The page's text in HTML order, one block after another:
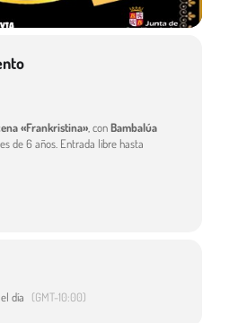
«Frankristina» , conBambalúa
de 6 años. Entrada libre hasta
día (GMT-10:00)